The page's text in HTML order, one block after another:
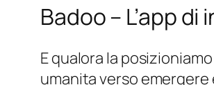
Badoo – L’app
E qualora la
umanita verso